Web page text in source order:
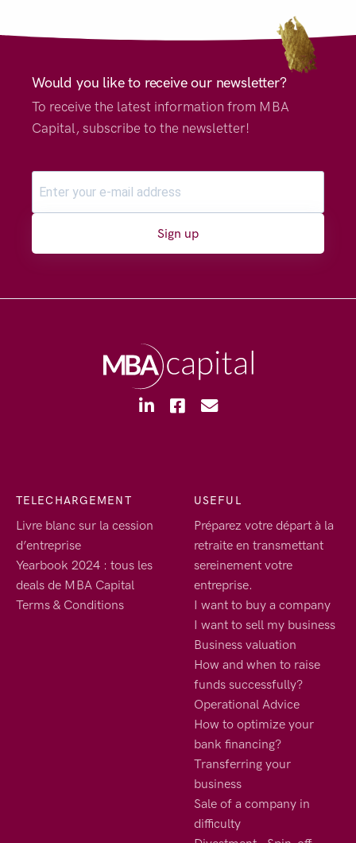
Would you like to receive our newsletter?
To receive the latest information from MBA
Capital, subscribe to the newsletter!
Sign up
TELECHARGEMENT
Livre blanc sur la cession
d’entreprise
Yearbook 2024 : tous les
deals de MBA Capital
Terms & Conditions
USEFUL
Préparez votre départ à la
retraite en transmettant
sereinement votre
entreprise.
I want to buy a company
I want to sell my business
Business valuation
How and when to raise
funds successfully?
Operational Advice
How to optimize your
bank financing?
Transferring your
business
Sale of a company in
difficulty